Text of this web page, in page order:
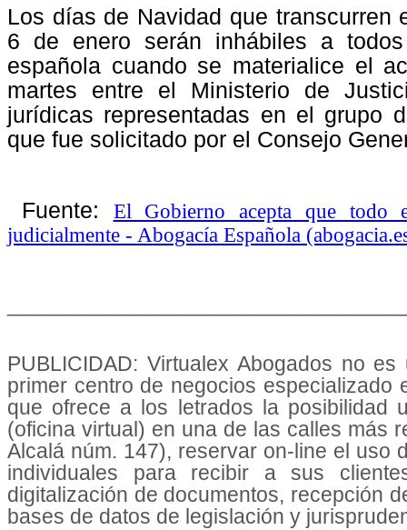
Los días de Navidad que transcurren
6 de enero serán inhábiles a
española cuando se materialice el
martes entre el Ministerio de
jurídicas representadas en el grupo
que fue solicitado por el Consejo
Fuente: El Gobierno acepta que todo
judicialmente - Abogacía Española
PUBLICIDAD: Virtualex Abogados no
primer centro de negocios especializado
que ofrece a los letrados la posibilidad
(oficina virtual) en una de las calles más
Alcalá núm. 147), reservar on-line el uso
individuales para recibir a sus
digitalización de documentos, recepción
bases de datos de legislación y